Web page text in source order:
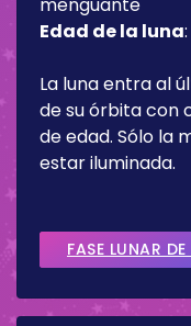
Edad de la luna:
La luna entra al
de su órbita con
de edad. Sólo la
estar iluminada.
FASE LUNAR